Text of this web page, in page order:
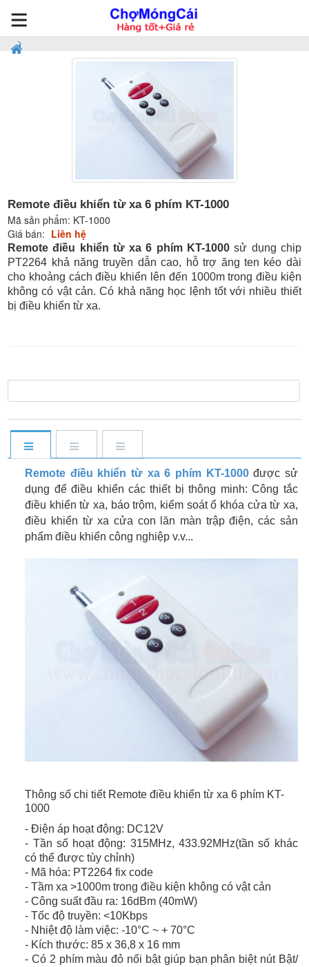
Remote điều khiển từ xa 6 phím KT-1000
Mã sản phẩm: KT-1000
Giá bán: Liên hệ
Remote điều khiển từ xa 6 phím KT-1000sử dụng chip
PT2264 khả năng truyền dẫn cao, hỗ trợ ăng ten kéo dài
cho khoảng cách điều khiển lên đến 1000m trong điều kiện
không có vật cản. Có khả năng học lệnh tốt với nhiều thiết
bị điều khiển từ xa.
Remote điều khiển từ xa 6 phím KT-1000được sử
dụng để điều khiển các thiết bị thông minh: Công tắc
điều khiển từ xa, báo trộm, kiểm soát ổ khóa cửa từ xa,
điều khiển từ xa cửa con lăn màn trập điện, các sản
phẩm điều khiển công nghiệp v.v...
Thông số chi tiết Remote điều khiển từ xa 6 phím KT-
1000
- Điện áp hoạt động: DC12V
- Tần số hoạt động: 315MHz, 433.92MHz(tần số khác
có thể được tùy chỉnh)
- Mã hóa: PT2264 fix code
- Tầm xa >1000m trong điều kiện không có vật cản
- Công suất đầu ra: 16dBm (40mW)
- Tốc độ truyền: <10Kbps
- Nhiệt độ làm việc: -10°C ~ + 70°C
- Kích thước: 85 x 36,8 x 16 mm
- Có 2 phím màu đỏ nổi bật giúp bạn phân biệt nút Bật/